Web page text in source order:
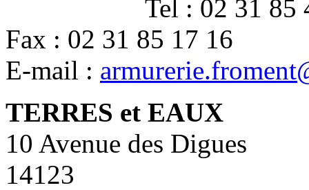
Tel : 02 31 85
Fax : 02 31 85 17 16
E-mail :
TERRES et EAUX
10 Avenue des Digues
14123